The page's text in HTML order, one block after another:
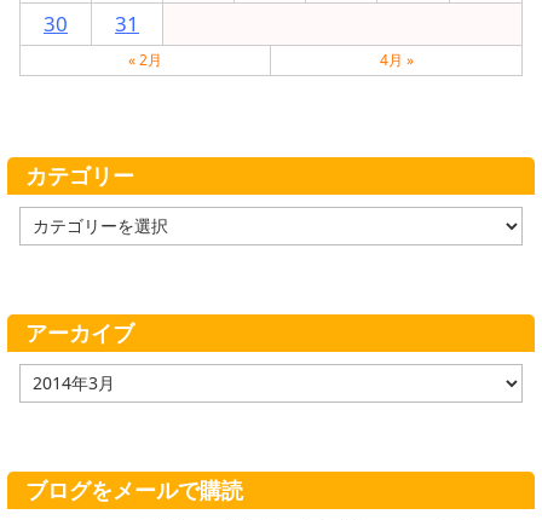
30
31
« 2月 4月 »
カテゴリー
テ
ー
アーカイブ
ア
ー
ブ
ブログをメールで購読